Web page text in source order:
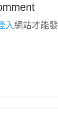
入 網站才能